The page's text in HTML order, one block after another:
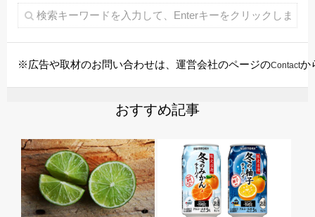
※広告や取材のお問い合わせは、運営会社のページのContactか
おすすめ記事